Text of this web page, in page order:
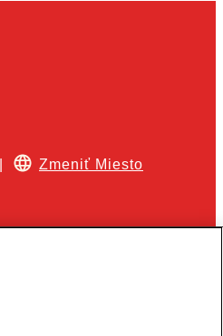
Zmeniť Miesto